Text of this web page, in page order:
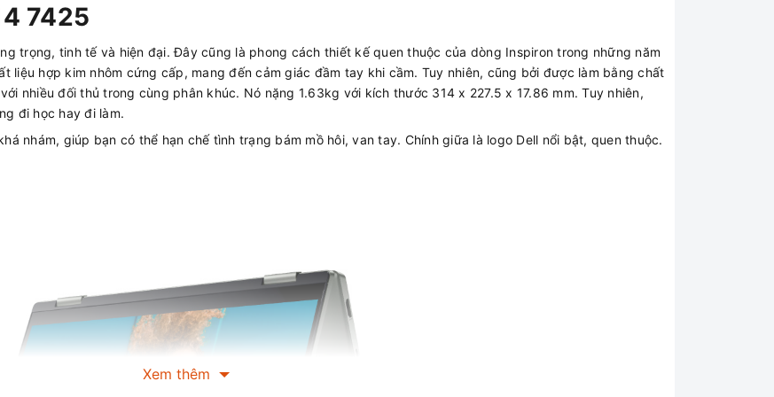
7425
trọng, tinh tế và hiện đại. Đây cũng là phong cách thiết kế quen thuộc của dòng Inspiron trong những năm
liệu hợp kim nhôm cứng cấp, mang đến cảm giác đầm tay khi cầm. Tuy nhiên, cũng bởi được làm bằng chất
nhiều đối thủ trong cùng phân khúc. Nó nặng 1.63kg với kích thước 314 x 227.5 x 17.86 mm. Tuy nhiên,
đi học hay đi làm.
nhám, giúp bạn có thể hạn chế tình trạng bám mồ hôi, van tay. Chính giữa là logo Dell nổi bật, quen thuộc.
Xem thêm